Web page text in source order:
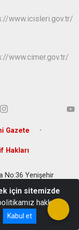
Gazete
Hakları
No:36 Yenişehir
için sitemizde
hakkında
Kabul et